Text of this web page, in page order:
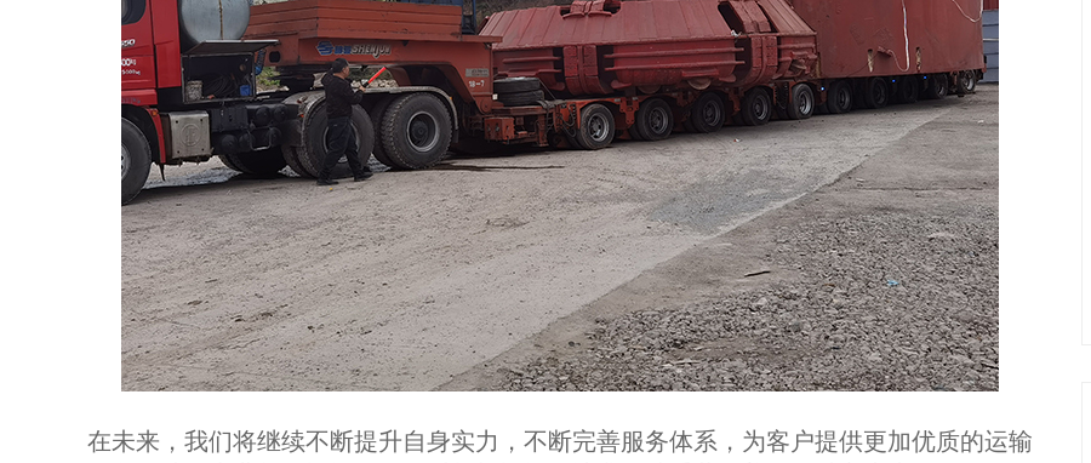
在未来，我们将继续不断提升自身实力，不断完善服务体系，为客户提供更加优质的运输